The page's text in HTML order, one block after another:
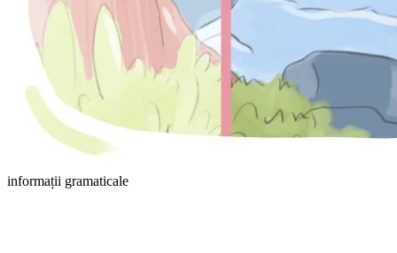
informații gramaticale